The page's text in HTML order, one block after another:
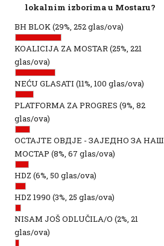
lokalnim izborima u Mostaru?
BH BLOK(29%, 252 glas/ova)
KOALICIJA ZA MOSTAR(25%, 221
glas/ova)
NEĆU GLASATI (11%, 100 glas/ova)
PLATFORMA ZA PROGRES (9%, 82
glas/ova)
ОСТАЈТЕ ОВДЈЕ - ЗАЈЕДНО ЗА НАШ
МОСТАР (8%, 67 glas/ova)
HDZ (6%, 50 glas/ova)
HDZ 1990 (3%, 25 glas/ova)
NISAM JOŠ ODLUČILA/O (2%, 21
glas/ova)